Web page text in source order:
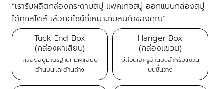
“เรารับผลิตกล่องกระดาษสบู่ แพคเกจสบู่ ออกแบบกล่องสบู่
ได้ทุกสไตล์ เลือกดีไซน์ที่เหมาะกับสินค้าของคุณ”
Tuck End Box
(กล่องฝาเสียบ)
กล่องสบู่มาตรฐานที่มีฝาเสียบ
ด้านบนและด้านล่าง
Hanger Box
(กล่องแขวน)
มีส่วนเจาะรูด้านบนสำหรับแขวน
บนชั้นวาง